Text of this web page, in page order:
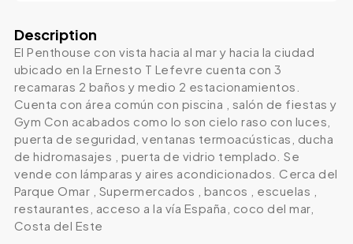
Description
El Penthouse con vista hacia al mar y hacia la ciudad
ubicado en la Ernesto T Lefevre cuenta con 3
recamaras 2 baños y medio 2 estacionamientos.
Cuenta con área común con piscina , salón de fiestas y
Gym Con acabados como lo son cielo raso con luces,
puerta de seguridad, ventanas termoacústicas, ducha
de hidromasajes , puerta de vidrio templado. Se
vende con lámparas y aires acondicionados. Cerca del
Parque Omar , Supermercados , bancos , escuelas ,
restaurantes, acceso a la vía España, coco del mar,
Costa del Este